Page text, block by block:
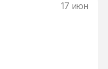
17 июн